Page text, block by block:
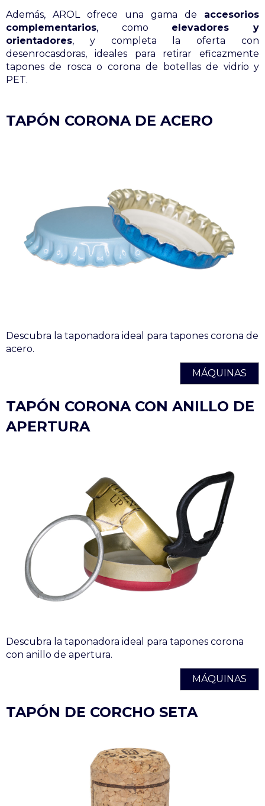
Además, AROL ofrece una gama de accesorios
complementarios, como elevadores y
orientadores, y completa la oferta con
desenrocasdoras, ideales para retirar eficazmente
tapones de rosca o corona de botellas de vidrio y
PET.
TAPÓN CORONA DE ACERO
Descubra la taponadora ideal para tapones corona de
acero.
MÁQUINAS
TAPÓN CORONA CON ANILLO DE
APERTURA
Descubra la taponadora ideal para tapones corona
con anillo de apertura.
MÁQUINAS
TAPÓN DE CORCHO SETA